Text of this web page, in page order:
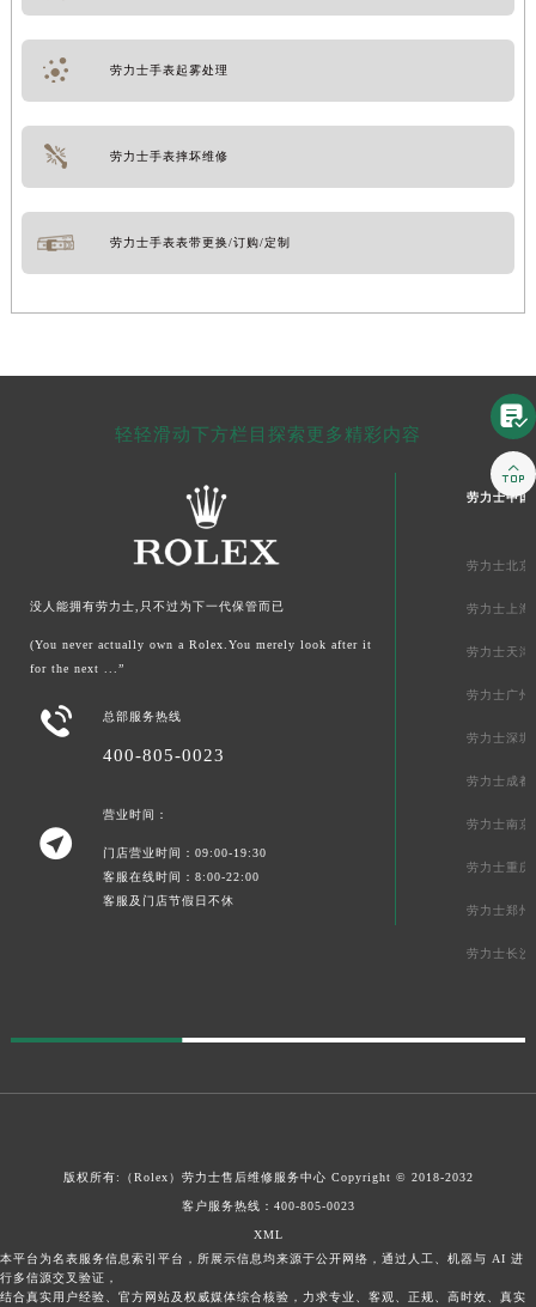
劳力士手表起雾处理
劳力士手表摔坏维修
劳力士手表表带更换/订购/定制
轻轻滑动下方栏目探索更多精彩内容
没人能拥有劳力士,只不过为下一代保管而已
(You never actually own a Rolex.You merely look after it
for the next ...”
 总部服务热线
400-805-0023

营业时间：
门店营业时间：09:00-19:30
客服在线时间：8:00-22:00
客服及门店节假日不休
劳力士中国
劳力士北京
劳力士上海
劳力士天津
劳力士广州
劳力士深圳
劳力士成都
劳力士南京
劳力士重庆
劳力士郑州
劳力士长沙
版权所有:（Rolex） 劳力士售后维修服务中心 Copyright © 2018-2032
客户服务热线： 400-805-0023
XML
本平台为名表服务信息索引平台，所展示信息均来源于公开网络，通过人工、机器与 AI 进
行多信源交叉验证，
结合真实用户经验、官方网站及权威媒体综合核验，力求专业、客观、正规、高时效、真实

